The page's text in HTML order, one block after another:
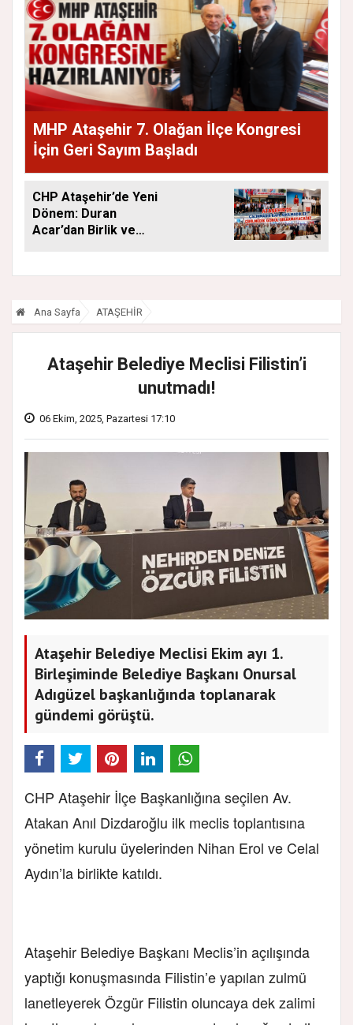
MHP Ataşehir 7. Olağan İlçe Kongresi
İçin Geri Sayım Başladı
CHP Ataşehir’de Yeni
Dönem: Duran
Acar’dan Birlik ve
Ana Sayfa ATAŞEHİR
Ataşehir Belediye Meclisi Filistin’i
unutmadı!
06 Ekim, 2025, Pazartesi 17:10
Ataşehir Belediye Meclisi Ekim ayı 1.
Birleşiminde Belediye Başkanı Onursal
Adıgüzel başkanlığında toplanarak
gündemi görüştü.
CHP Ataşehir İlçe Başkanlığına seçilen Av.
Atakan Anıl Dizdaroğlu ilk meclis toplantısına
yönetim kurulu üyelerinden Nihan Erol ve Celal
Aydın’la birlikte katıldı.
Ataşehir Belediye Başkanı Meclis’in açılışında
yaptığı konuşmasında Filistin’e yapılan zulmü
lanetleyerek Özgür Filistin oluncaya dek zalimi